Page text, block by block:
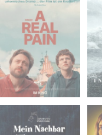
Mi. 22.04.2026
20:00
Hörsaal 70.1.5 -
Bib.-Gebäude